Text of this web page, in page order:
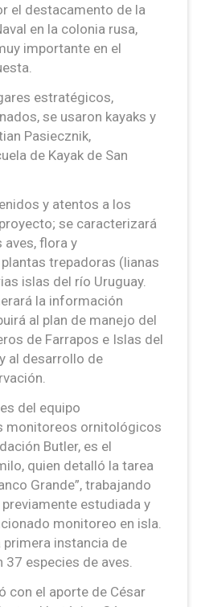
el destacamento de la
en la colonia rusa,
importante en el
estratégicos,
se usaron kayaks y
Pasiecznik,
de Kayak de San
y atentos a los
se caracterizará
aves, flora y
trepadoras (lianas
islas del río Uruguay.
la información
al plan de manejo del
de Farrapos e Islas del
al desarrollo de
del equipo
monitoreos ornitológicos
Butler, es el
quien detalló la tarea
Grande”, trabajando
estudiada y
monitoreo en isla.
primera instancia de
especies de aves.
con el aporte de César